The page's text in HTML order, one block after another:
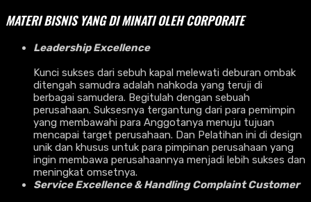
MATERI BISNIS YANG DI MINATI OLEH CORPORATE
Leadership Excellence
Kunci sukses dari sebuh kapal melewati deburan ombak
ditengah samudra adalah nahkoda yang teruji di
berbagai samudera. Begitulah dengan sebuah
perusahaan. Suksesnya tergantung dari para pemimpin
yang membawahi para Anggotanya menuju tujuan
mencapai target perusahaan. Dan Pelatihan ini di design
unik dan khusus untuk para pimpinan perusahaan yang
ingin membawa perusahaannya menjadi lebih sukses dan
meningkat omsetnya.
Service Excellence & Handling Complaint Customer